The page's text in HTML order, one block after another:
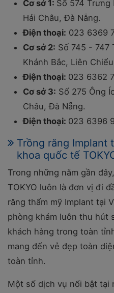
Cơ sở 1: Số 574 Trưng
Hải Châu, Đà Nẵng.
Điện thoại: 023 6369
Cơ sở 2: Số 745 - 747
Khánh Bắc, Liên
Điện thoại: 023 6362
Cơ sở 3: Số 275 Ông
Châu, Đà Nẵng.
Điện thoại: 023 6396
Trồng răng Implant
khoa quốc tế
Trong những năm gần
TOKYO luôn là đơn vị đi
răng thẩm mỹ Implant tại
phòng khám luôn thu hút
khách hàng trong toàn
mang đến vẻ đẹp toàn
toàn tỉnh.
Một số dịch vụ nổi bật tại